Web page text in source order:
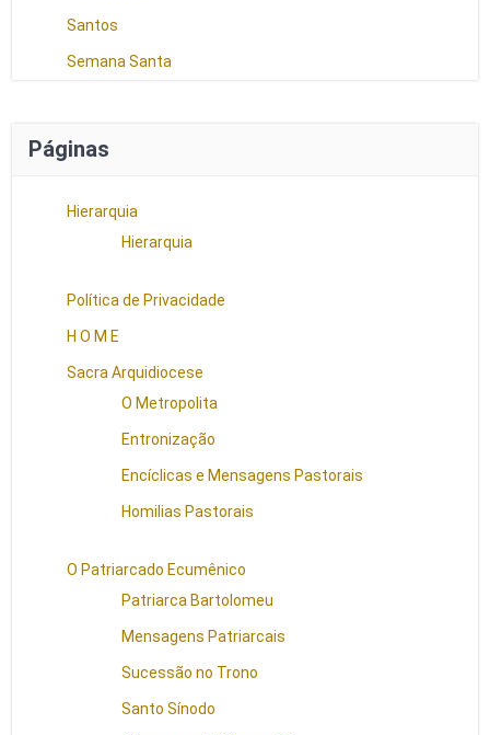
Santos
Semana Santa
Páginas
Hierarquia
Hierarquia
Política de Privacidade
H O M E
Sacra Arquidiocese
O Metropolita
Entronização
Encíclicas e Mensagens Pastorais
Homilias Pastorais
O Patriarcado Ecumênico
Patriarca Bartolomeu
Mensagens Patriarcais
Sucessão no Trono
Santo Sínodo